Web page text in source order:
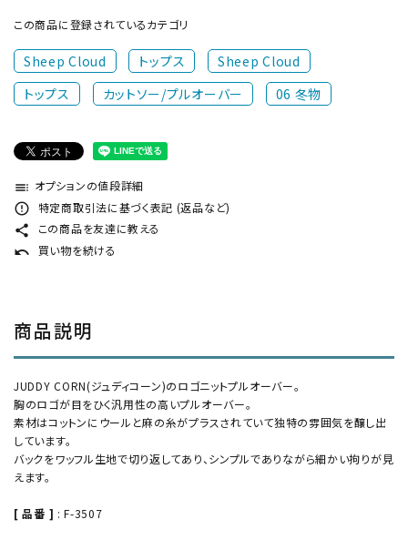
この商品に登録されているカテゴリ
Sheep Cloud トップス
Sheep Cloud
トップス
カットソー/プルオーバー 06 冬物
toc オプションの値段詳細
error_outline 特定商取引法に基づく表記 (返品など)
share この商品を友達に教える
undo 買い物を続ける
商品説明
JUDDY CORN(ジュディコーン)のロゴニットプルオーバー。
胸のロゴが目をひく汎用性の高いプルオーバー。
素材はコットンにウールと麻の糸がプラスされていて独特の雰囲気を醸し出
しています。
バックをワッフル生地で切り返してあり、シンプルでありながら細かい拘りが見
えます。
[ 品番 ] : F-3507